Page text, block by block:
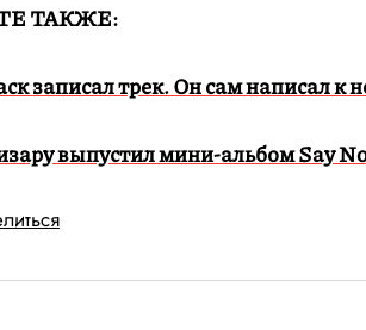
ТАКЖЕ:
записал трек. Он сам написал к
выпустил мини-альбом Say